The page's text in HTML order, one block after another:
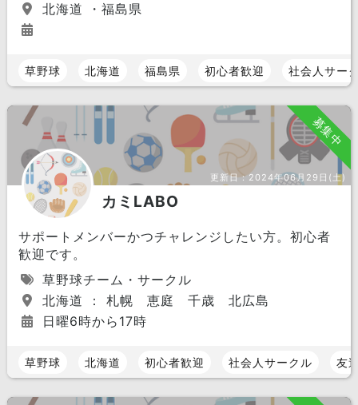
北海道 ・福島県
草野球 北海道 福島県 初心者歓迎 社会人サー
募集中
更新日：2024年06月29日(土)
カミLABO
サポートメンバーかつチャレンジしたい方。初心者
歓迎です。
草野球チーム・サークル
北海道 ： 札幌 恵庭 千歳 北広島
日曜6時から17時
草野球 北海道 初心者歓迎 社会人サークル 友